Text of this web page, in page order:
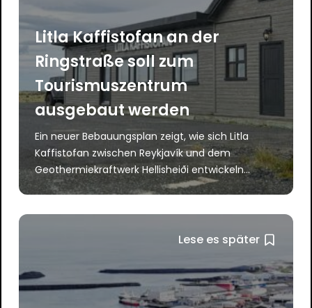
Litla Kaffistofan an der
Ringstraße soll zum
Tourismuszentrum
ausgebaut werden
Ein neuer Bebauungsplan zeigt, wie sich Litla
Kaffistofan zwischen Reykjavík und dem
Geothermiekraftwerk Hellisheiði entwickeln...
Lese es später